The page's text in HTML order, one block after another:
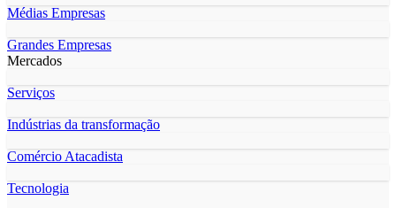
Médias Empresas
Grandes Empresas
Mercados
Serviços
Indústrias da transformação
Comércio Atacadista
Tecnologia